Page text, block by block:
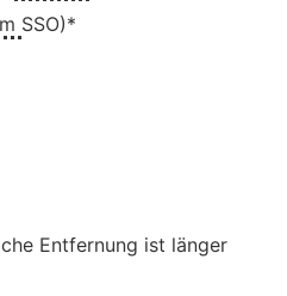
SSO)*
Entfernung ist länger